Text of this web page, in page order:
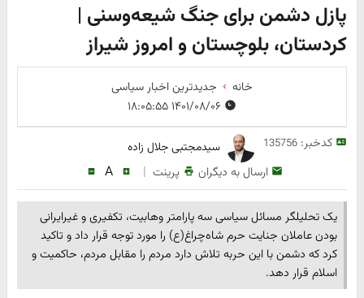
پازل دشمن برای جنگ شیعه‌وسنی |
کردستان، بلوچستان و امروز شیراز
خانه
جدیدترین اخبار سیاسی
کدخبر:135756 سیدمجتبی جلال زاده
ارسال به دیگران پرینت |
A
یک تحلیلگر مسائل سیاسی سه پارامتر وهابیت، تکفیری و غیرایرانی
بودن عاملان جنایت حرم شاه‌چراغ(ع) را مورد توجه قرار داد و تاکید
کرد که دشمن با این حربه تلاش دارد مردم را مقابل مردم، حاکمیت و
اسلام قرار دهد.